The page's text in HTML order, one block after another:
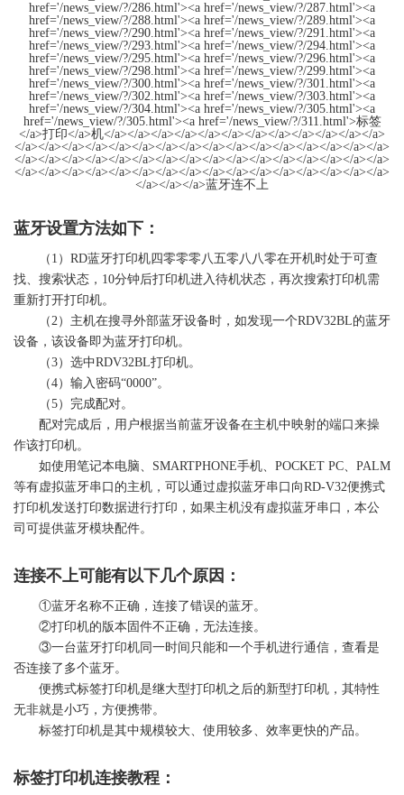
蓝牙设置方法如下：
（1）RD蓝牙打印机四零零零八五零八八零在开机时处于可查
找、搜索状态，10分钟后打印机进入待机状态，再次搜索打印机需
重新打开打印机。
（2）主机在搜寻外部蓝牙设备时，如发现一个RDV32BL的蓝牙
设备，该设备即为蓝牙打印机。
（3）选中RDV32BL打印机。
（4）输入密码“0000”。
（5）完成配对。
配对完成后，用户根据当前蓝牙设备在主机中映射的端口来操
作该打印机。
如使用笔记本电脑、SMARTPHONE手机、POCKET PC、PALM
等有虚拟蓝牙串口的主机，可以通过虚拟蓝牙串口向RD-V32便携式
打印机发送打印数据进行打印，如果主机没有虚拟蓝牙串口，本公
司可提供蓝牙模块配件。
连接不上可能有以下几个原因：
①蓝牙名称不正确，连接了错误的蓝牙。
②打印机的版本固件不正确，无法连接。
③一台蓝牙打印机 同一时间只能和一个手机进行通信，查看是
否连接了多个蓝牙。
便携式标签打印机是继大型打印机之后的新型打印机 ，其特性
无非就是小巧，方便携带。
标签打印机是其中规模较大、使用较多、效率更快的产品。
标签打印机连接教程：